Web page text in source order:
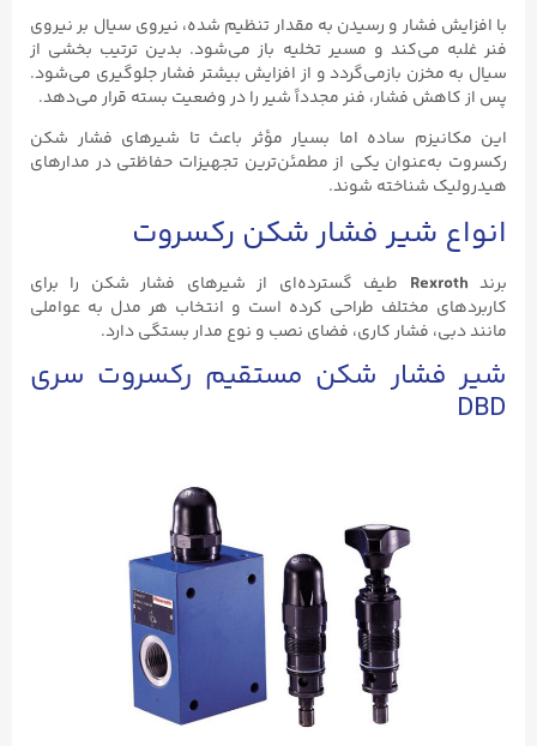
با افزایش فشار و رسیدن به مقدار تنظیم شده، نیروی سیال بر نیروی
فنر غلبه می‌کند و مسیر تخلیه باز می‌شود. بدین ترتیب بخشی از
سیال به مخزن بازمی‌گردد و از افزایش بیشتر فشار جلوگیری می‌شود.
پس از کاهش فشار، فنر مجدداً شیر را در وضعیت بسته قرار می‌دهد.
این مکانیزم ساده اما بسیار مؤثر باعث تا شیرهای فشار شکن
رکسروت به‌عنوان یکی از مطمئن‌ترین تجهیزات حفاظتی در مدارهای
هیدرولیک شناخته شوند.
انواع شیر فشار شکن رکسروت
برند Rexroth طیف گسترده‌ای از شیرهای فشار شکن را برای
کاربردهای مختلف طراحی کرده است و انتخاب هر مدل به عواملی
مانند دبی، فشار کاری، فضای نصب و نوع مدار بستگی دارد.
شیر فشار شکن مستقیم رکسروت سری
DBD